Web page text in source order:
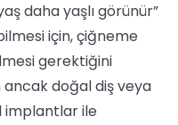
daha yaşlı görünür”
için, çiğneme
gerektiğini
doğal diş veya
implantlar ile